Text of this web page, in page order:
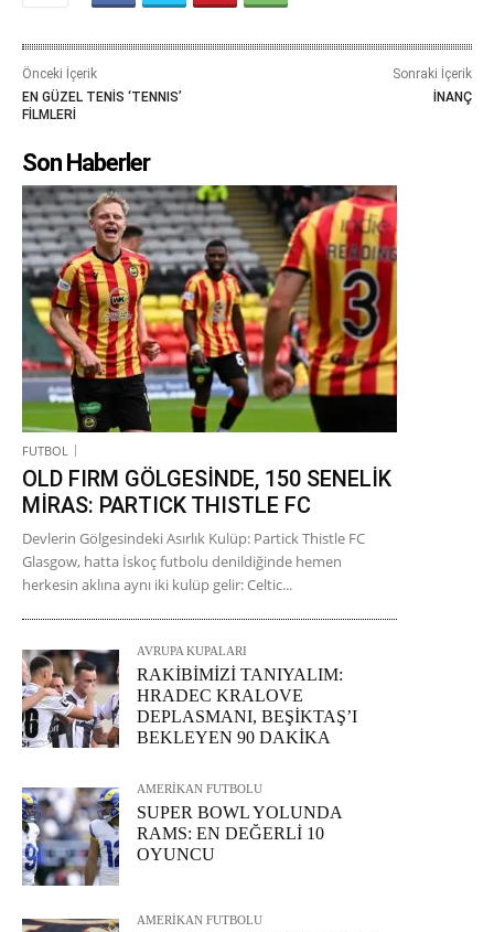
Önceki İçerik
EN GÜZEL TENİS ‘TENNIS’
FİLMLERİ
Sonraki İçerik
İNANÇ
Son Haberler
FUTBOL
OLD FIRM GÖLGESİNDE, 150 SENELİK
MİRAS: PARTICK THISTLE FC
Devlerin Gölgesindeki Asırlık Kulüp: Partick Thistle FC
Glasgow, hatta İskoç futbolu denildiğinde hemen
herkesin aklına aynı iki kulüp gelir: Celtic...
AVRUPA KUPALARI
RAKİBİMİZİ TANIYALIM:
HRADEC KRALOVE
DEPLASMANI, BEŞİKTAŞ’I
BEKLEYEN 90 DAKİKA
AMERİKAN FUTBOLU
SUPER BOWL YOLUNDA
RAMS: EN DEĞERLİ 10
OYUNCU
AMERİKAN FUTBOLU